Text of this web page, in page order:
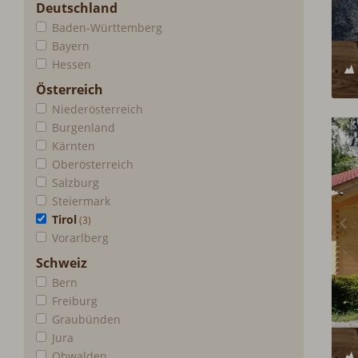
Deutschland
Baden-Württemberg
Bayern
Hessen
Österreich
Niederösterreich
Burgenland
Kärnten
Oberösterreich
Salzburg
Steiermark
Tirol
Vorarlberg
Schweiz
Bern
Freiburg
Graubünden
Jura